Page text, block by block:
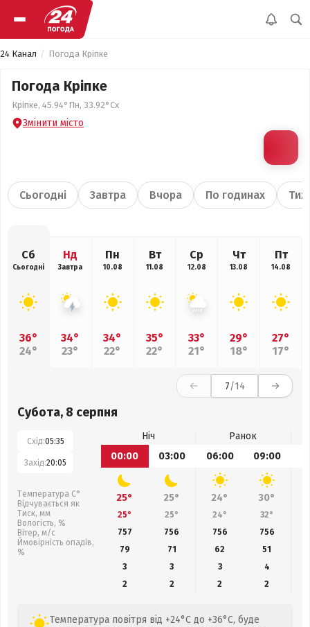
24 Канал Погода Кріпке
Погода Кріпке
Кріпке, 45.94°Пн, 33.92°Сх
Змінити місто
Сьогодні Завтра Вчора По годинах
Сб
Сьогодні
36°
24°
Нд
Завтра
34°
23°
Пн
10.08
34°
22°
Вт
11.08
35°
22°
Ср
12.08
33°
21°
Чт
13.08
29°
18°
Пт
14.08
27°
17°
7/14
Субота, 8 серпня
Схід:05:35
Захід:20:05
Температура С°
Відчувається як
Тиск, мм
Вологість, %
Вітер, м/с
Ймовірність опадів,
%
Ніч
Ранок
00:00
03:00 06:00 09:00
25° 25° 24° 30°
25° 25° 24° 32°
757
756 756 756
79
71 62 51
3
3 3
4
2
2 2 2
Температура повітря від +24°C до +36°C, буде